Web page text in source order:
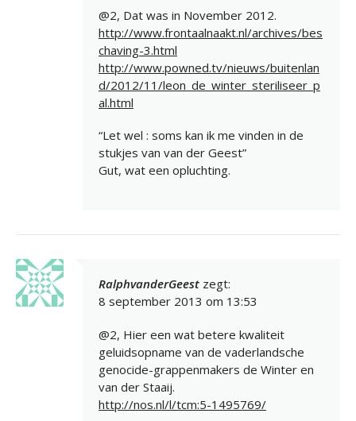
@2, Dat was in November 2012.
http://www.frontaalnaakt.nl/archives/bes
chaving-3.html
http://www.powned.tv/nieuws/buitenlan
d/2012/11/leon_de_winter_steriliseer_p
al.html
“Let wel : soms kan ik me vinden in de
stukjes van van der Geest”
Gut, wat een opluchting.
RalphvanderGeest zegt:
8 september 2013 om 13:53
@2, Hier een wat betere kwaliteit
geluidsopname van de vaderlandsche
genocide-grappenmakers de Winter en
van der Staaij.
http://nos.nl/l/tcm:5-1495769/